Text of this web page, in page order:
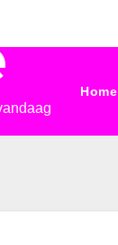
Home